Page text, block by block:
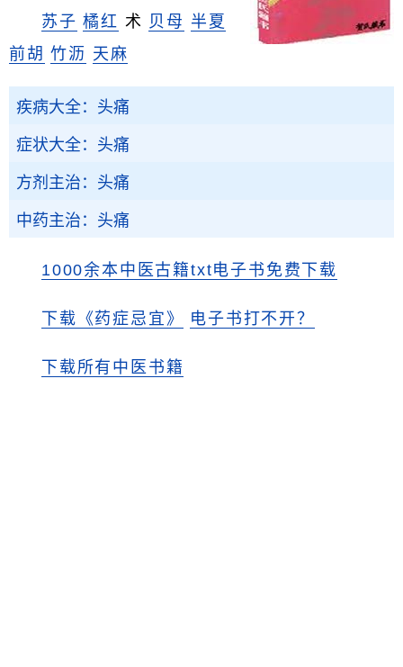
苏子 橘红 术 贝母 半夏
前胡 竹沥 天麻
疾病大全：头痛
症状大全：头痛
方剂主治：头痛
中药主治：头痛
1000余本中医古籍txt电子书免费下载
下载《药症忌宜》 电子书打不开？
下载所有中医书籍